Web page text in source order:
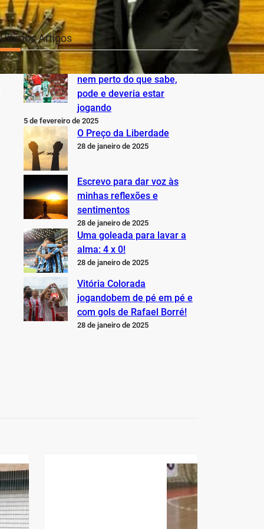
Últimos Artigos
O Inter não está jogando
nem perto do que sabe,
pode e deveria estar
jogando
5 de fevereiro de 2025
O Preço da Liberdade
28 de janeiro de 2025
Escrevo para dar voz às
minhas reflexões e
sentimentos
28 de janeiro de 2025
Uma goleada para lavar a
alma: 4 x 0!
28 de janeiro de 2025
Vitória Colorada
jogandobem de pé em pé e
com gols de Rafael Borré!
28 de janeiro de 2025